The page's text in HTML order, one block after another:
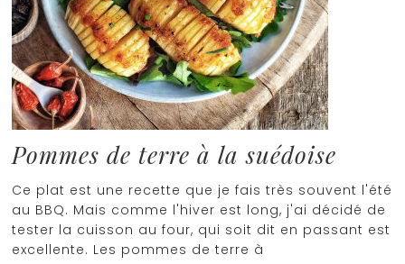
Pommes de terre à la suédoise
Ce plat est une recette que je fais très souvent l'été
au BBQ. Mais comme l'hiver est long, j'ai décidé de
tester la cuisson au four, qui soit dit en passant est
excellente. Les pommes de terre à